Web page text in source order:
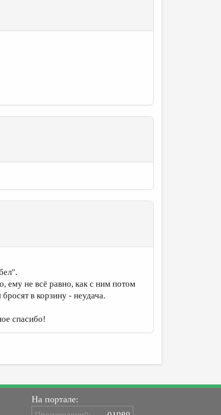
ему не всё равно, как с ним потом
в корзину - неудача.
спасибо!
На портале: